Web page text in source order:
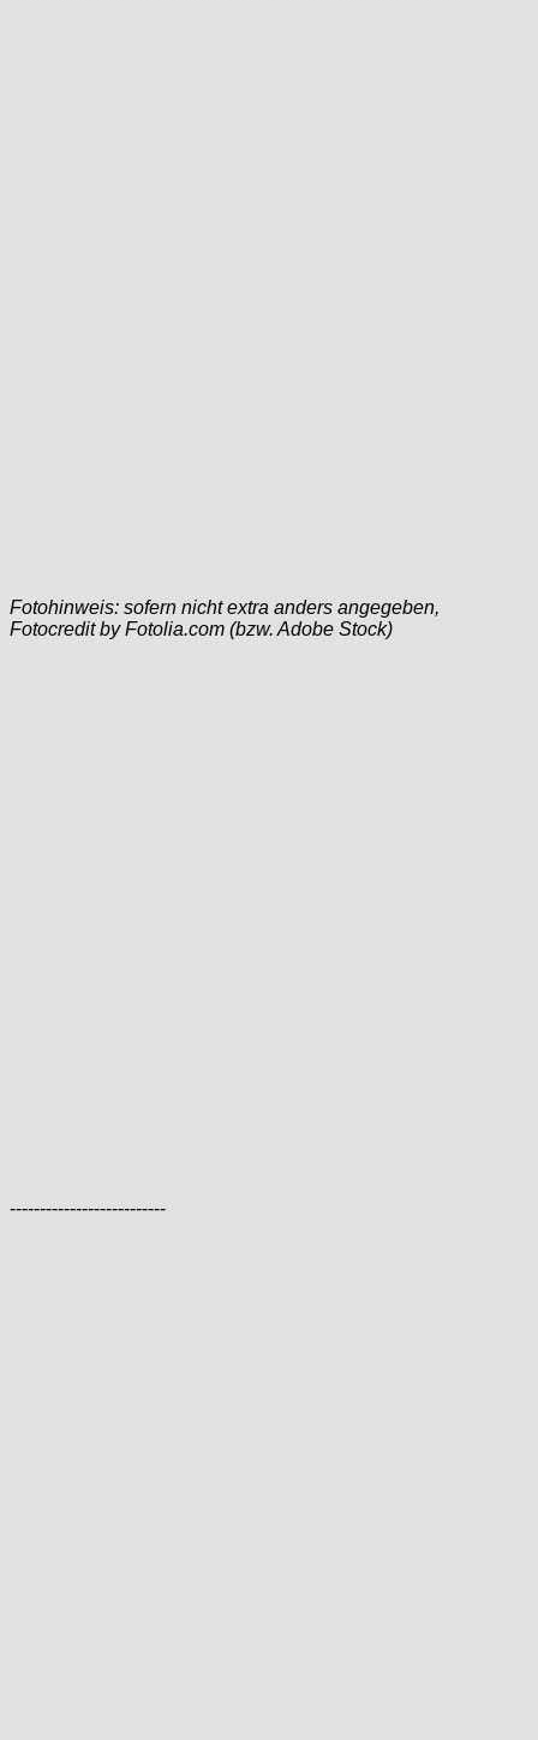
Fotohinweis: sofern nicht extra anders angegeben,
Fotocredit by Fotolia.com (bzw. Adobe Stock)
--------------------------